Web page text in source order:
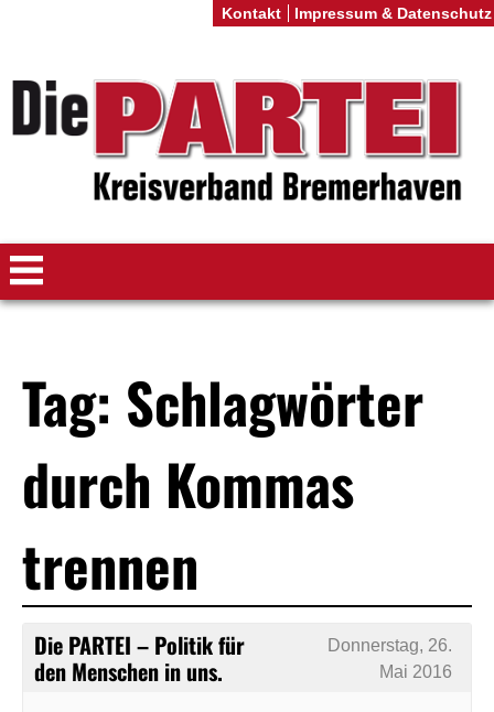
Tag: Schlagwörter
durch Kommas
trennen
Die PARTEI – Politik für
den Menschen in uns.
Donnerstag, 26.
Mai 2016
Kontakt Impressum & Datenschutz